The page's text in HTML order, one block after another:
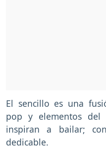
El sencillo es una
pop y elementos
inspiran a bailar;
dedicable.